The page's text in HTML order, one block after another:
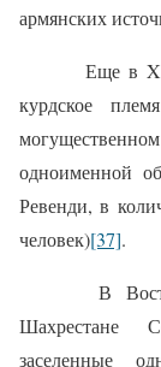
армянских
Еще в
курдское
одноименной
Ревенди, в
человек)[37].
В
Шахрестане
заселенные